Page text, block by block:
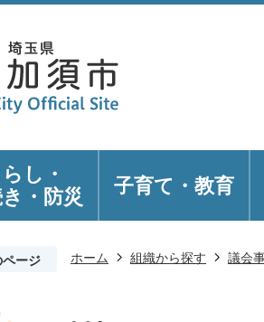
し・
・防災 子育て・教育
ージ ホーム 組織から探す 議会